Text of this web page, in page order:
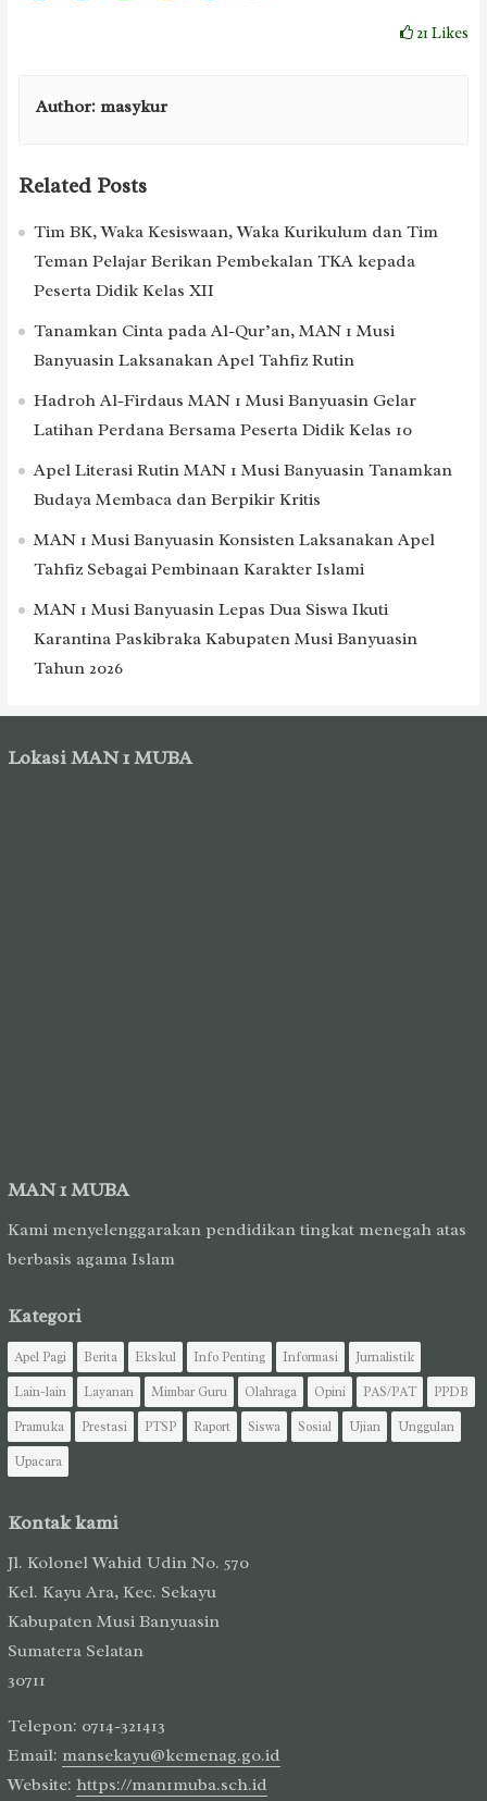
21Likes
Author: masykur
Related Posts
Tim BK, Waka Kesiswaan, Waka Kurikulum dan Tim
Teman Pelajar Berikan Pembekalan TKA kepada
Peserta Didik Kelas XII
Tanamkan Cinta pada Al-Qur’an, MAN 1 Musi
Banyuasin Laksanakan Apel Tahfiz Rutin
Hadroh Al-Firdaus MAN 1 Musi Banyuasin Gelar
Latihan Perdana Bersama Peserta Didik Kelas 10
Apel Literasi Rutin MAN 1 Musi Banyuasin Tanamkan
Budaya Membaca dan Berpikir Kritis
MAN 1 Musi Banyuasin Konsisten Laksanakan Apel
Tahfiz Sebagai Pembinaan Karakter Islami
MAN 1 Musi Banyuasin Lepas Dua Siswa Ikuti
Karantina Paskibraka Kabupaten Musi Banyuasin
Tahun 2026
Lokasi MAN 1 MUBA
MAN 1 MUBA
Kami menyelenggarakan pendidikan tingkat menegah atas
berbasis agama Islam
Kategori
Apel Pagi Berita Ekskul Info Penting Informasi
Jurnalistik
Lain-lain
Layanan Mimbar Guru Olahraga Opini PAS/PAT
PPDB
Pramuka
Prestasi PTSP Raport Siswa Sosial Ujian
Unggulan
Upacara
Kontak kami
Jl. Kolonel Wahid Udin No. 570
Kel. Kayu Ara, Kec. Sekayu
Kabupaten Musi Banyuasin
Sumatera Selatan
30711
Telepon: 0714-321413
Email: mansekayu@kemenag.go.id
Website: https://man1muba.sch.id